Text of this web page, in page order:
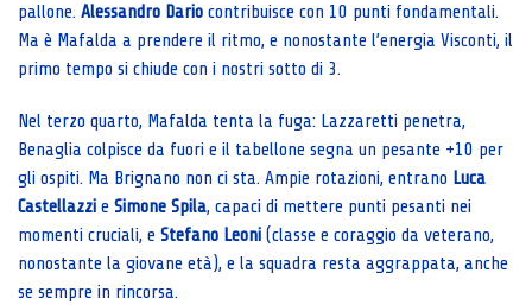
pallone. Alessandro Dario contribuisce con 10 punti fondamentali.
Ma è Mafalda a prendere il ritmo, e nonostante l’energia Visconti, il
primo tempo si chiude con i nostri sotto di 3.
Nel terzo quarto, Mafalda tenta la fuga: Lazzaretti penetra,
Benaglia colpisce da fuori e il tabellone segna un pesante +10 per
gli ospiti. Ma Brignano non ci sta. Ampie rotazioni, entrano Luca
Castellazzi e Simone Spila, capaci di mettere punti pesanti nei
momenti cruciali, e Stefano Leoni (classe e coraggio da veterano,
nonostante la giovane età), e la squadra resta aggrappata, anche
se sempre in rincorsa.